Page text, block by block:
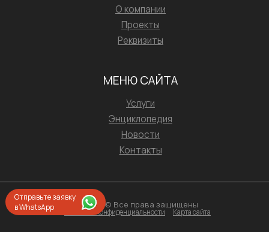
Отправьте заявку
в WhatsApp
О компании
Проекты
Реквизиты
МЕНЮ САЙТА
Услуги
Энциклопедия
Новости
Контакты
2026 © Все права защищены
Политика конфиденциальности Карта сайта